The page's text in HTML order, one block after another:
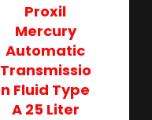
Proxil
Mercury
Automatic
Transmissio
n Fluid​ Type
A 25 Liter